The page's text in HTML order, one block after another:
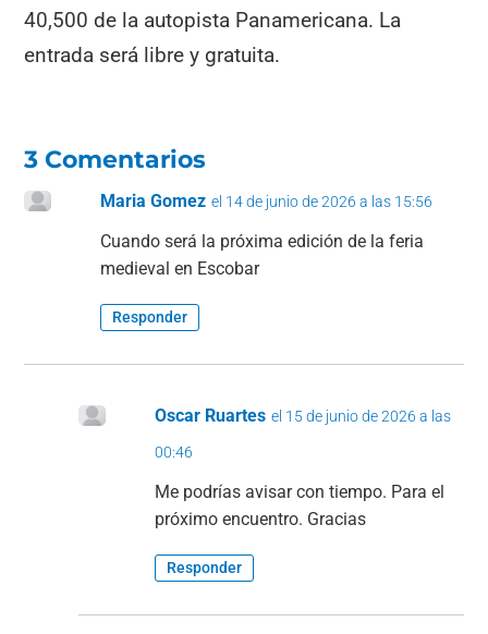
40,500 de la autopista Panamericana. La
entrada será libre y gratuita.
3 Comentarios
Maria Gomez el 14 de junio de 2026 a las 15:56
Cuando será la próxima edición de la feria
medieval en Escobar
Responder
Oscar Ruartes el 15 de junio de 2026 a las
00:46
Me podrías avisar con tiempo. Para el
próximo encuentro. Gracias
Responder